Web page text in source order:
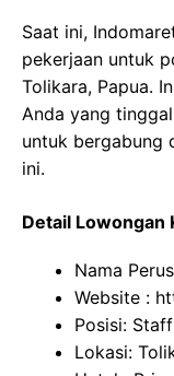
Saat ini,
pekerjaan untuk
Tolikara, Papua.
Anda yang
untuk bergabung
ini.
Detail Lowongan
Nama
Website :
Posisi:
Lokasi: